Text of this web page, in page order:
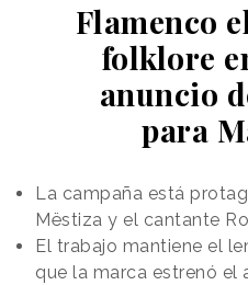
Flamenco
folklore
anuncio
para
La campaña está
Mëstiza y el cantante
El trabajo mantiene el
que la marca estrenó el